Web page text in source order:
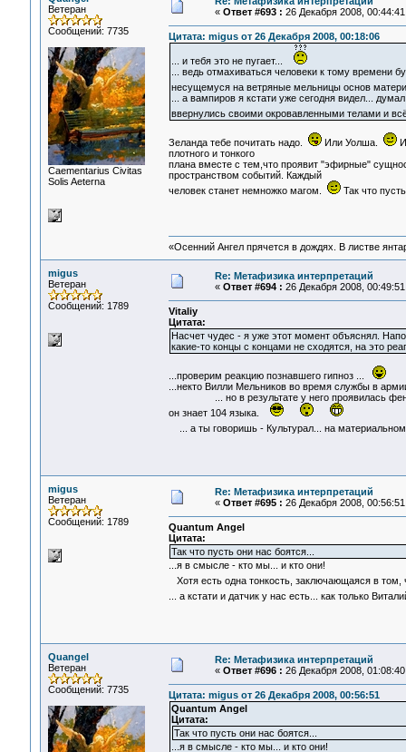
Ветеран
Сообщений: 7735
Сaementarius Civitas
Solis Aeterna
« Ответ #693 : 26 Декабря 2008,
Цитата: migus от 26 Декабря 2008, 00:18:06
... и тебя это не пугает...
... ведь отмахиваться человеки к тому времени
несущемуся на ветряные мельницы основ
... а вампиров я кстати уже сегодня видел...
ввернулись своими окровавленными телами и
Зеланда тебе почитать надо. Или Уолша.
плотного и тонкого
плана вместе с тем,что проявит "эфирные"
пространством событий. Каждый
человек станет немножко магом.
Так что
«Осенний Ангел прячется в дождях. В листве
migus
Ветеран
Сообщений: 1789
Re: Метафизика интерпретаций
« Ответ #694 : 26 Декабря 2008,
Vitaliy
Цитата:
Насчет чудес - я уже этот момент объяснял.
какие-то концы с концами не сходятся, на это
...проверим реакцию познавшего гипноз ...
...некто Вилли Мельников во время службы в
... но в результате у него проявилась
он знает 104 языка.
... а ты говоришь - Культурал... на
migus
Ветеран
Сообщений: 1789
Re: Метафизика интерпретаций
« Ответ #695 : 26 Декабря 2008,
Quantum Angel
Цитата:
Так что пусть они нас боятся...
...я в смысле - кто мы... и кто они!
Хотя есть одна тонкость, заключающаяся в
... а кстати и датчик у нас есть... как только
Quangel
Ветеран
Сообщений: 7735
Re: Метафизика интерпретаций
« Ответ #696 : 26 Декабря 2008,
Цитата: migus от 26 Декабря 2008, 00:56:51
Quantum Angel
Цитата:
Так что пусть они нас боятся...
...я в смысле - кто мы... и кто они!